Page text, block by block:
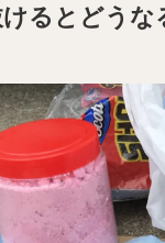
るとどうな